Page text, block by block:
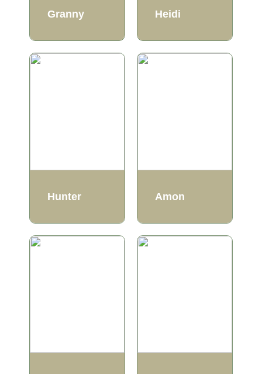
Granny Heidi
Hunter Amon